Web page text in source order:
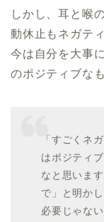
しかし、耳と喉
動休止もネガテ
今は自分を大事
のポジティブな
「すごくネ
はポジティ
なと思いま
で」と明か
必要じゃな